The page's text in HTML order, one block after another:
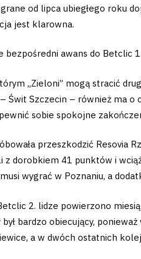
od lipca ubiegłego roku
jest klarowna.
bezpośredni awans do Betclic
„Zieloni” mogą stracić
Świt Szczecin – również ma o
sobie spokojne
przeszkodzić
dorobkiem 41 punktów i
wygrać w Poznaniu, a
2. lidze powierzono
bardzo obiecujący,
a w dwóch ostatnich